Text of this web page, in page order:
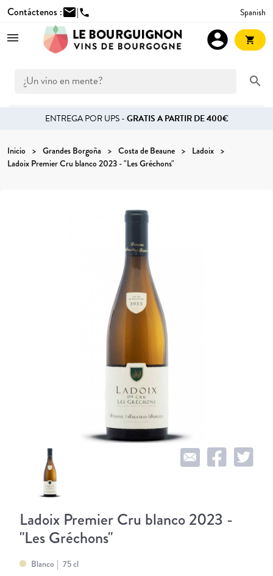
Contáctenos :mail|phone Spanish
search
account_circle shopping_cart
ENTREGA POR UPS -GRATIS A PARTIR DE 400€
Inicio Grandes Borgoña Costa de Beaune
Ladoix
Ladoix Premier Cru blanco 2023 - "Les Gréchons"
Ladoix Premier Cru blanco 2023 -
"Les Gréchons"
Blanco 75 cl